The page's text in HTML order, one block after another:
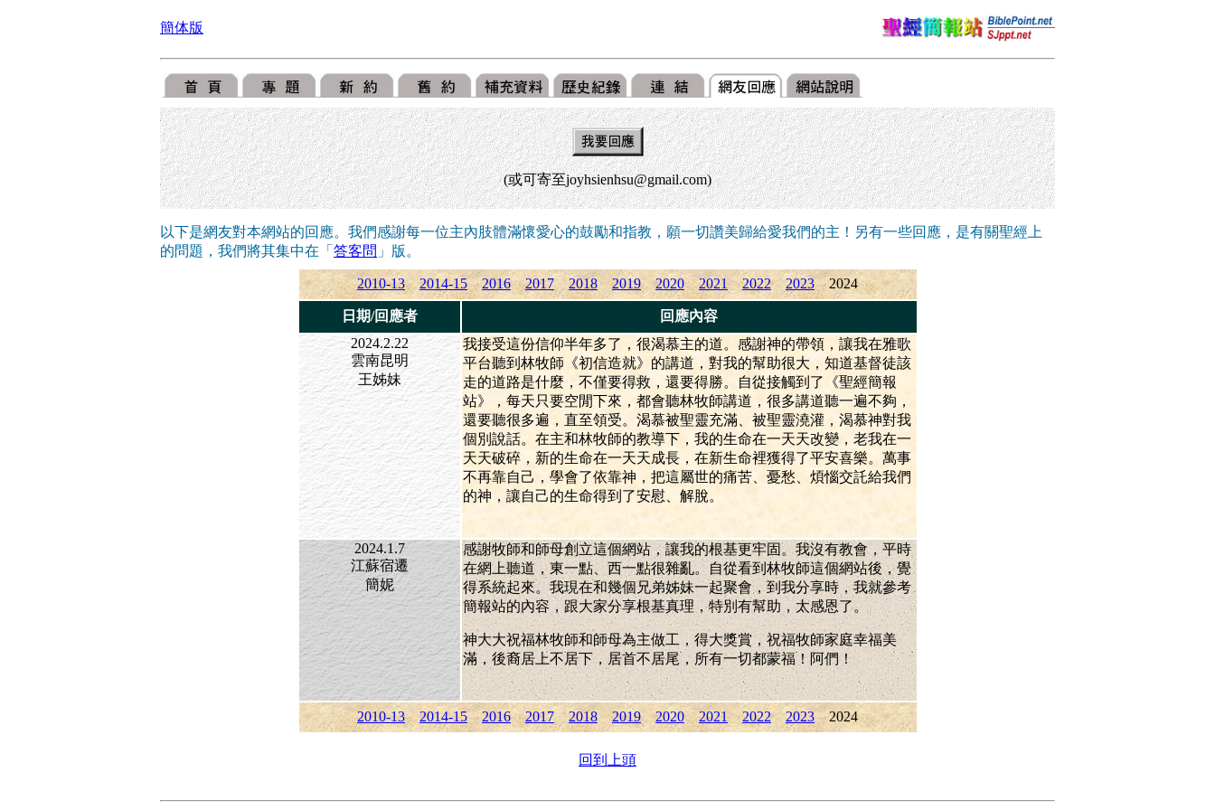
簡体版
(或可寄至joyhsienhsu@gmail.com)
以下是網友對本網站的回應。我們感謝每一位主內肢體滿懷愛心的鼓勵和指教，願一切讚美歸給愛我們的主！另有一些回應，是有關聖經上
的問題，我們將其集中在 「 答客問 」版。
2010-13 2014-15 2016 2017 2018 2019 2020 2021 2022 20232024
日期/回應者
回應內容
2024.2.22
雲南昆明
王姊妹
我接受這份信仰半年多了，很渴慕主的道。感謝神的帶領，讓我在雅歌
平台聽到林牧師《初信造就》的講道，對我的幫助很大，知道基督徒該
走的道路是什麼，不僅要得救，還要得勝。自從接觸到了《聖經簡報
站》，每天只要空閒下來，都會聽林牧師講道，很多講道聽一遍不夠，
還要聽很多遍，直至領受。渴慕被聖靈充滿、被聖靈澆灌，渴慕神對我
個別說話。在主和林牧師的教導下，我的生命在一天天改變，老我在一
天天破碎，新的生命在一天天成長，在新生命裡獲得了平安喜樂。萬事
不再靠自己，學會了依靠神，把這屬世的痛苦、憂愁、煩惱交託給我們
的神，讓自己的生命得到了安慰、解脫。
2024.1.7
江蘇宿遷
簡妮
感謝牧師和師母創立這個網站，讓我的根基更牢固。我沒有教會，平時
在網上聽道，東一點、西一點很雜亂。自從看到林牧師這個網站後，覺
得系統起來。我現在和幾個兄弟姊妹一起聚會，到我分享時，我就參考
簡報站的內容，跟大家分享根基真理，特別有幫助，太感恩了。
神大大祝福林牧師和師母為主做工，得大獎賞，祝福牧師家庭幸福美
滿，後裔居上不居下，居首不居尾，所有一切都蒙福！阿們！
2010-13 2014-15 2016 2017 2018 2019 2020 2021 2022 20232024
回到上頭